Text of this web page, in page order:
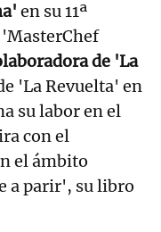
en su 11ª
de 'La
'La Revuelta' en
su labor en el
con el
el ámbito
a parir', su libro